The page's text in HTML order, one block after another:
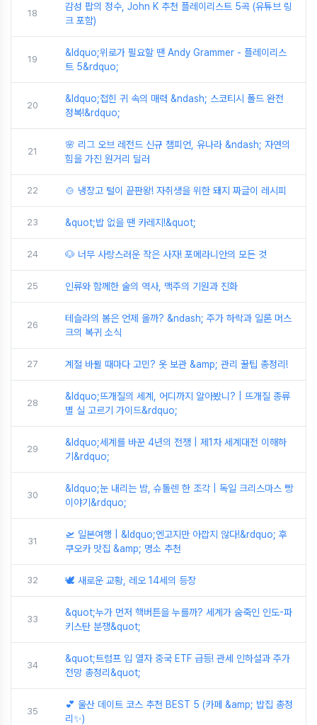
18
감성 팝의 정수, John K 추천 플레이리스트 5곡 (유튜브 링
크 포함)
19
&ldquo;위로가 필요할 땐 Andy Grammer - 플레이리스
트 5&rdquo;
20
&ldquo;접힌 귀 속의 매력 &ndash; 스코티시 폴드 완전
정복!&rdquo;
21
🌸 리그 오브 레전드 신규 챔피언, 유나라 &ndash; 자연의
힘을 가진 원거리 딜러
22 🍲 냉장고 털이 끝판왕! 자취생을 위한 돼지 짜글이 레시피
23 &quot;밥 없을 땐 카레지!&quot;
24 🐶 너무 사랑스러운 작은 사자! 포메라니안의 모든 것
25 인류와 함께한 술의 역사, 맥주의 기원과 진화
26
테슬라의 봄은 언제 올까? &ndash; 주가 하락과 일론 머스
크의 복귀 소식
27 계절 바뀔 때마다 고민? 옷 보관 &amp; 관리 꿀팁 총정리!
28
&ldquo;뜨개질의 세계, 어디까지 알아봤니? | 뜨개질 종류
별 실 고르기 가이드&rdquo;
29
&ldquo;세계를 바꾼 4년의 전쟁 | 제1차 세계대전 이해하
기&rdquo;
30
&ldquo;눈 내리는 밤, 슈톨렌 한 조각 | 독일 크리스마스 빵
이야기&rdquo;
31
🛫 일본여행 | &ldquo;엔고지만 아깝지 않다!&rdquo; 후
쿠오카 맛집 &amp; 명소 추천
32 🕊️ 새로운 교황, 레오 14세의 등장
33
&quot;누가 먼저 핵버튼을 누를까? 세계가 숨죽인 인도-파
키스탄 분쟁&quot;
34
&quot;트럼프 입 열자 중국 ETF 급등! 관세 인하설과 주가
전망 총정리&quot;
35
💕 울산 데이트 코스 추천 BEST 5 (카페 &amp; 밥집 총정
리✨)